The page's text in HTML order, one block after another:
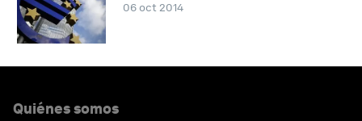
06 oct 2014
Quiénes somos